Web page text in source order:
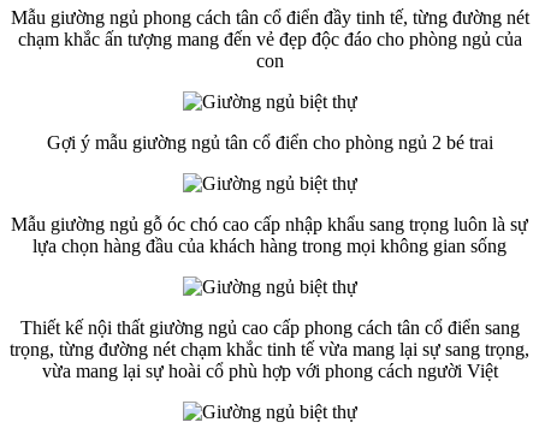
Mẫu giường ngủ phong cách tân cổ điển đầy tinh tế, từng đường nét
chạm khắc ấn tượng mang đến vẻ đẹp độc đáo cho phòng ngủ của
con
Gợi ý mẫu giường ngủ tân cổ điển cho phòng ngủ 2 bé trai
Mẫu giường ngủ gỗ óc chó cao cấp nhập khẩu sang trọng luôn là sự
lựa chọn hàng đầu của khách hàng trong mọi không gian sống
Thiết kế nội thất giường ngủ cao cấp phong cách tân cổ điển sang
trọng, từng đường nét chạm khắc tinh tế vừa mang lại sự sang trọng,
vừa mang lại sự hoài cổ phù hợp với phong cách người Việt